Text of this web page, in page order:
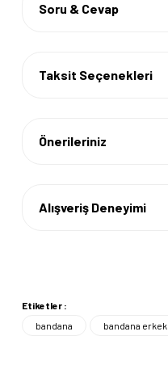
Soru & Cevap
Taksit Seçenekleri
Önerileriniz
Alışveriş Deneyimi
Etiketler :
bandana
bandana erkek